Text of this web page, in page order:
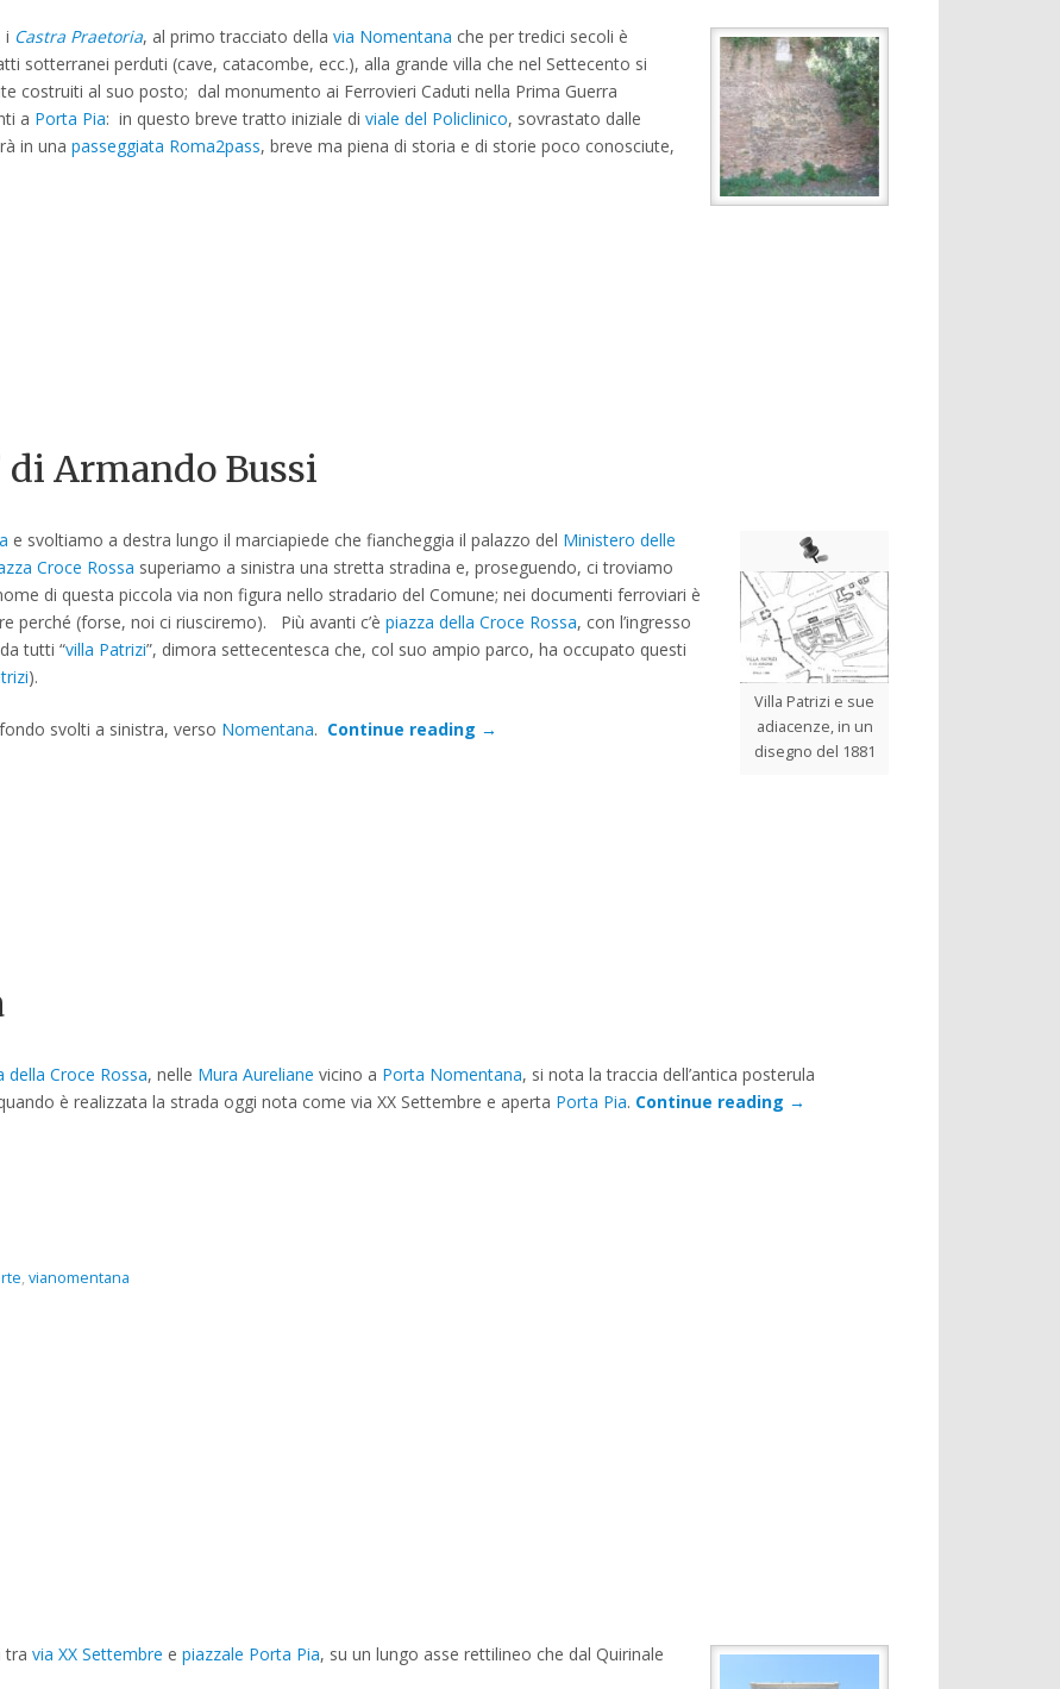
i Castra Praetoria, al primo tracciato della via Nomentana che per tredici secoli è
sotterranei perduti (cave, catacombe, ecc.), alla grande villa che nel Settecento si
costruiti al suo posto; dal monumento ai Ferrovieri Caduti nella Prima Guerra
a Porta Pia: in questo breve tratto iniziale di viale del Policlinico, sovrastato dalle
in una passeggiata Roma2pass, breve ma piena di storia e di storie poco conosciute,
di Armando Bussi
Villa Patrizi e sue
adiacenze, in un
disegno del 1881
e svoltiamo a destra lungo il marciapiede che fiancheggia il palazzo del Ministero delle
Croce Rossa superiamo a sinistra una stretta stradina e, proseguendo, ci troviamo
di questa piccola via non figura nello stradario del Comune; nei documenti ferroviari è
perché (forse, noi ci riusciremo). Più avanti c’è piazza della Croce Rossa, con l’ingresso
tutti “villa Patrizi”, dimora settecentesca che, col suo ampio parco, ha occupato questi
).
svolti a sinistra, verso Nomentana. Continue reading →
della Croce Rossa, nelle Mura Aureliane vicino a Porta Nomentana, si nota la traccia dell’antica posterula
è realizzata la strada oggi nota come via XX Settembre e aperta Porta Pia. Continue reading →
, vianomentana
tra via XX Settembre e piazzale Porta Pia, su un lungo asse rettilineo che dal Quirinale